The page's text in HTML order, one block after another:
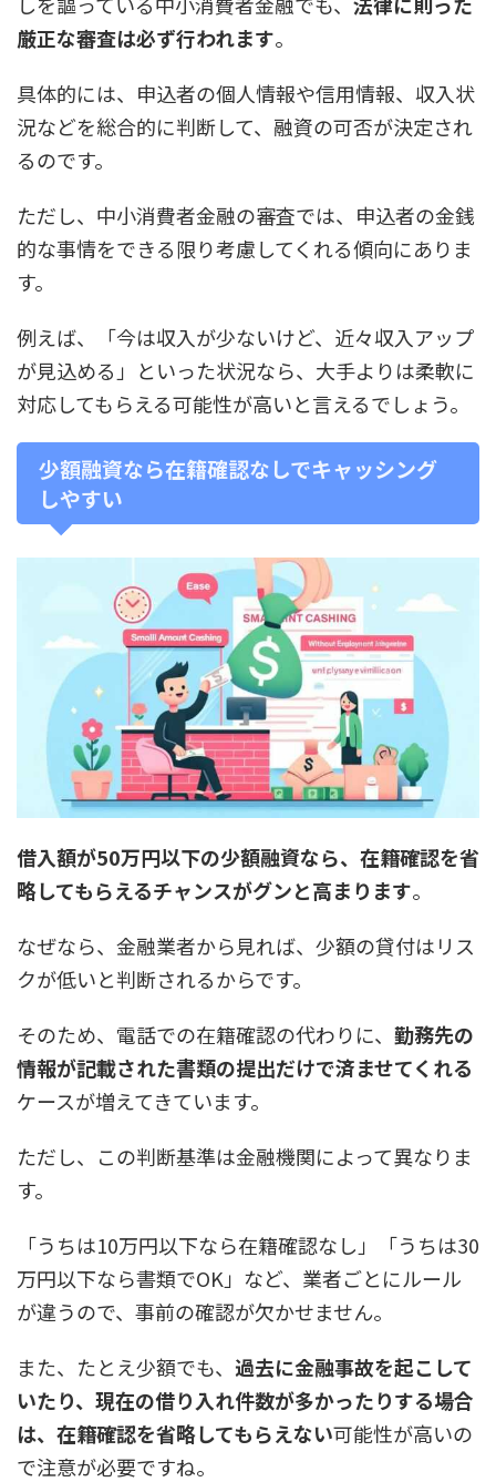
厳正な審査は必ず行われます。
具体的には、申込者の個人情報や信用情報、収入状
況などを総合的に判断して、融資の可否が決定され
るのです。
ただし、中小消費者金融の審査では、申込者の金銭
的な事情をできる限り考慮してくれる傾向にありま
す。
例えば、「今は収入が少ないけど、近々収入アップ
が見込める」といった状況なら、大手よりは柔軟に
対応してもらえる可能性が高いと言えるでしょう。
少額融資なら在籍確認なしでキャッシング
しやすい
借入額が50万円以下の少額融資なら、在籍確認を省
略してもらえるチャンスがグンと高まります。
なぜなら、金融業者から見れば、少額の貸付はリス
クが低いと判断されるからです。
そのため、電話での在籍確認の代わりに、 勤務先の
情報が記載された書類の提出だけで済ませてくれる
ケースが増えてきています。
ただし、この判断基準は金融機関によって異なりま
す。
「うちは10万円以下なら在籍確認なし」「うちは30
万円以下なら書類でOK」など、業者ごとにルール
が違うので、事前の確認が欠かせません。
また、たとえ少額でも、 過去に金融事故を起こして
いたり、現在の借り入れ件数が多かったりする場合
は、在籍確認を省略してもらえない可能性が高いの
で注意が必要ですね。